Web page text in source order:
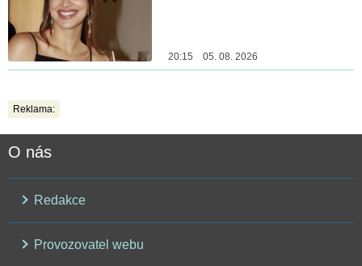
20:15 05. 08. 2026
Reklama:
O nás
Redakce
Provozovatel webu